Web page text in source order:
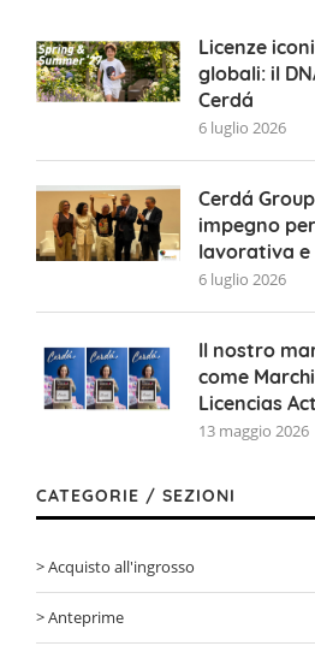
Licenze
globali: il
Cerdá
6 luglio 2026
Cerdá
impegno
lavorativa
6 luglio 2026
Il nostro
come
Licencias
13 maggio 2026
CATEGORIE / SEZIONI
Acquisto all'ingrosso
Anteprime